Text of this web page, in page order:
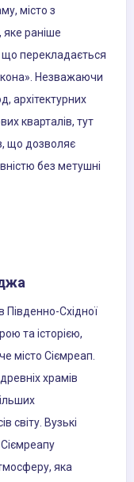
місто з
яке раніше
що перекладається
Незважаючи
архітектурних
кварталів, тут
що дозволяє
без метушні
Південно-Східної
та історією,
місто Сіємреап.
храмів
світу. Вузькі
яка